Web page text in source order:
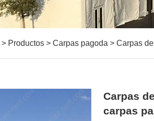
> Productos > Carpas pagoda > Carpas
Carpas
carpas